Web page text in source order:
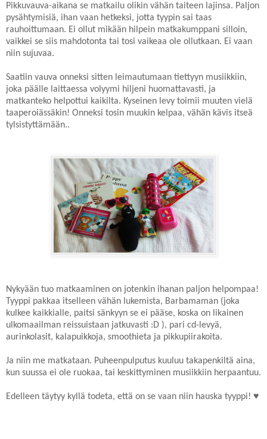
Pikkuvauva-aikana se matkailu olikin vähän taiteen lajinsa. Paljon
pysähtymisiä, ihan vaan hetkeksi, jotta tyypin sai taas
rauhoittumaan. Ei ollut mikään hilpein matkakumppani silloin,
vaikkei se siis mahdotonta tai tosi vaikeaa ole ollutkaan. Ei vaan
niin sujuvaa.
Saatiin vauva onneksi sitten leimautumaan tiettyyn musiikkiin,
joka päälle laittaessa volyymi hiljeni huomattavasti, ja
matkanteko helpottui kaikilta. Kyseinen levy toimii muuten vielä
taaperoiässäkin! Onneksi tosin muukin kelpaa, vähän kävis itseä
tylsistyttämään..
Nykyään tuo matkaaminen on jotenkin ihanan paljon helpompaa!
Tyyppi pakkaa itselleen vähän lukemista, Barbamaman (joka
kulkee kaikkialle, paitsi sänkyyn se ei pääse, koska on likainen
ulkomaailman reissuistaan jatkuvasti :D ), pari cd-levyä,
aurinkolasit, kalapuikkoja, smoothieta ja pikkupiirakoita.
Ja niin me matkataan. Puheenpulputus kuuluu takapenkiltä aina,
kun suussa ei ole ruokaa, tai keskittyminen musiikkiin herpaantuu.
Edelleen täytyy kyllä todeta, että on se vaan niin hauska tyyppi! ♥